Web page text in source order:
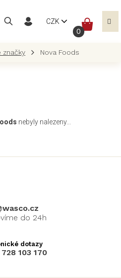
CZK
značky Nova Foods
nebyly nalezeny...
wasco.cz
103 170